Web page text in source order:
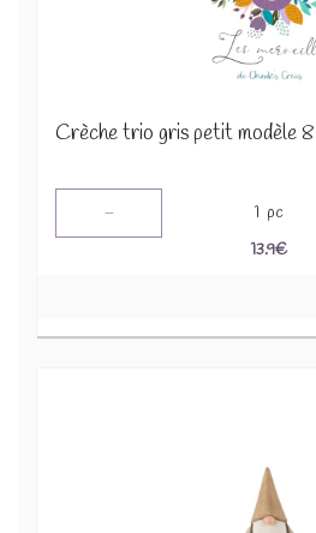
Crèche trio gris petit modèle
- 1 pc
13.9€